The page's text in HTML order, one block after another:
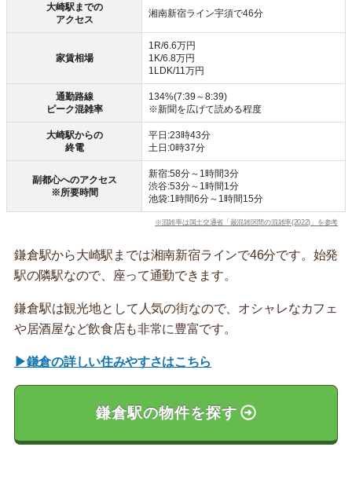
大崎駅までの
アクセス
湘南新宿ライン宇須で46分
家賃相場
1R/6.6万円
1K/6.8万円
1LDK/11万円
通勤路線
ピーク混雑率
134%(7:39～8:39)
※新聞を広げて読める程度
大崎駅からの
終電
平日:23時43分
土日:0時37分
副都心へのアクセス
※所要時間
新宿:58分～1時間3分
渋谷:53分～1時間1分
池袋:1時間6分～1時間15分
※混雑率は国土交通省「最混雑区間の混雑率(2022)」を参考
鎌倉駅から大崎駅までは湘南新宿ラインで46分です。始発
駅の隣駅なので、座って通勤できます。
鎌倉駅は観光地として人気の街なので、オシャレなカフェ
や居酒屋など飲食店も非常に豊富です。
▶鎌倉の詳しい住みやすさはこちら
鎌倉駅の物件を探す